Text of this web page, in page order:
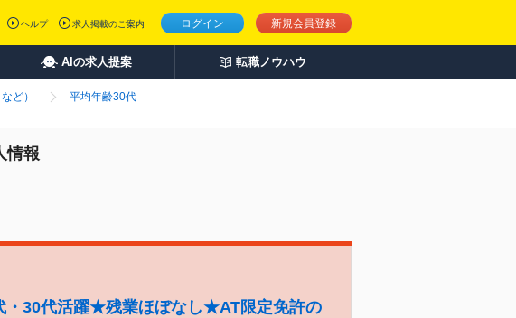
ログイン 新規会員登録
ヘルプ 求人掲載のご案内
AIの求人提案 転職ノウハウ
ど）
平均年齢30代
情報
30代活躍★残業ほぼなし★AT限定免許の